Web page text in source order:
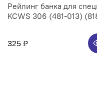
Рейлинг банка для
KCWS 306 (481-013)
325 ₽